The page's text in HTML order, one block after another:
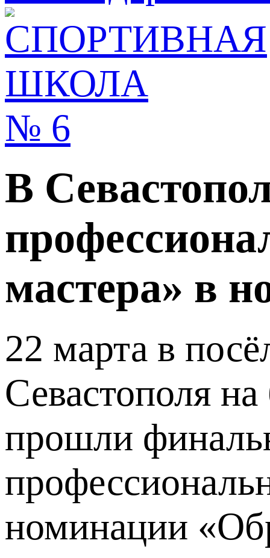
В
мастера» в
22 марта в
Севастополя
прошли
номинации